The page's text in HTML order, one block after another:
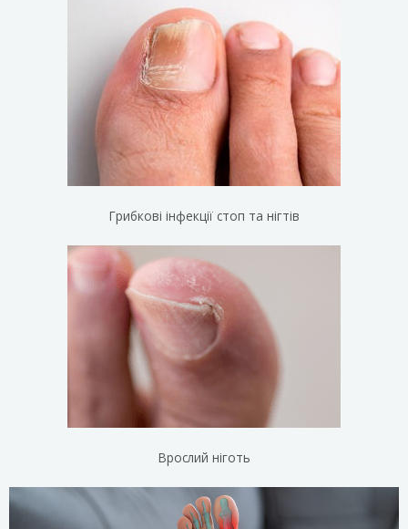
Грибкові інфекції стоп та нігтів
Врослий ніготь